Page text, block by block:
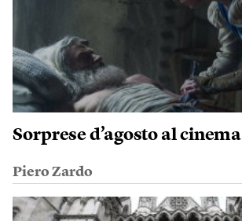
Sorprese d’agosto al cinema
Piero Zardo